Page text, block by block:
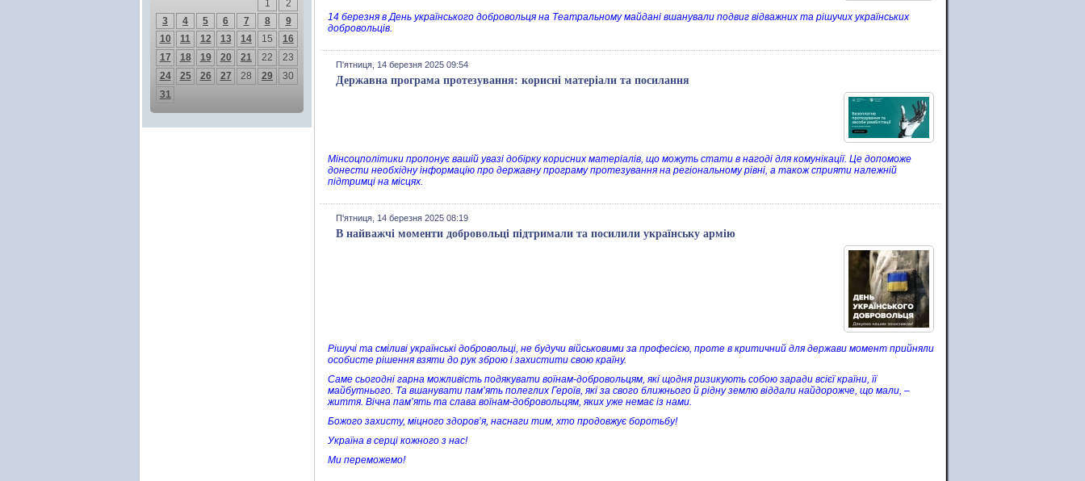
1
2
3
4 5 6 7 8
9
10
11 12 13 14 15
16
17
18 19 20 21 22
23
24
25 26 27 28 29
30
31
14 березня в День українського добровольця на Театральному майдані вшанували подвиг відважних та рішучих українських
добровольців.
П'ятниця, 14 березня 2025 09:54
Державна програма протезування: корисні матеріали та посилання
Мінсоцполітики пропонує вашій увазі добірку корисних матеріалів, що можуть стати в нагоді для комунікації. Це допоможе
донести необхідну інформацію про державну програму протезування на регіональному рівні, а також сприяти належній
підтримці на місцях.
П'ятниця, 14 березня 2025 08:19
В найважчі моменти добровольці підтримали та посилили українську армію
Рішучі та сміливі українські добровольці, не будучи військовими за професією, проте в критичний для держави момент прийняли
особисте рішення взяти до рук зброю і захистити свою країну.
Саме сьогодні гарна можливість подякувати воїнам-добровольцям, які щодня ризикують собою заради всієї країни, її
майбутнього. Та вшанувати пам’ять полеглих Героїв, які за свого ближнього й рідну землю віддали найдорожче, що мали, –
життя. Вічна пам’ять та слава воїнам-добровольцям, яких уже немає із нами.
Божого захисту, міцного здоров’я, наснаги тим, хто продовжує боротьбу!
Україна в серці кожного з нас!
Ми переможемо!